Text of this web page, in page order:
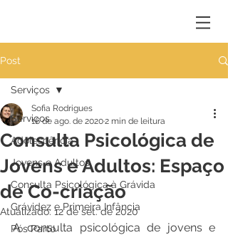
Post
Serviços
Adolescência
Jovens e Adultos
Consulta Psicológica à Grávida
Grávidez e Primeira Infância
Pós Parto
Serviços
Consulta Psicológica de
Jovens e Adultos: Espaço
de Co-criação
Sofia Rodrigues
16 de ago. de 20202 min de leitura
Atualizado: 12 de set. de 2020
A consulta psicológica de jovens e